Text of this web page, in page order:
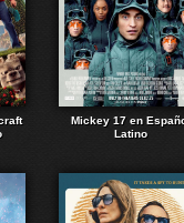
Mickey 17 en
Latino